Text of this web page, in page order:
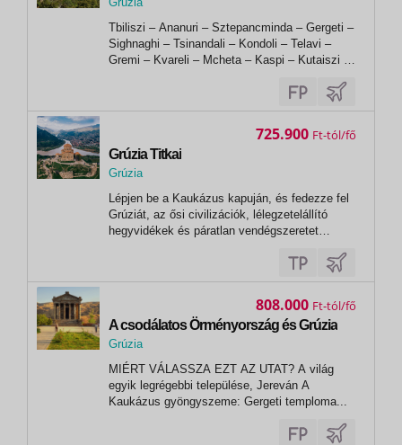
Tbiliszi – Ananuri – Sztepancminda – Gergeti –
Sighnaghi – Tsinandali – Kondoli – Telavi –
Gremi – Kvareli – Mcheta – Kaspi – Kutaiszi –
barlang – Gori – Upliszcihe – Mukhrani –
Tbiliszi 1. nap • Budapest – TbilisziElutazás
Grúzia Titkai
Grúzia
Lépjen be a Kaukázus kapuján, és fedezze fel
Grúziát, az ősi civilizációk, lélegzetelállító
hegyvidékek és páratlan vendégszeretet
725.900 Ft
A csodálatos Örményország és Grúzia
Grúzia
, Jereván
MIÉRT VÁLASSZA EZT AZ UTAT? A világ
egyik legrégebbi települése, Jereván A
Kaukázus gyöngyszeme: Gergeti temploma...
808.000 Ft